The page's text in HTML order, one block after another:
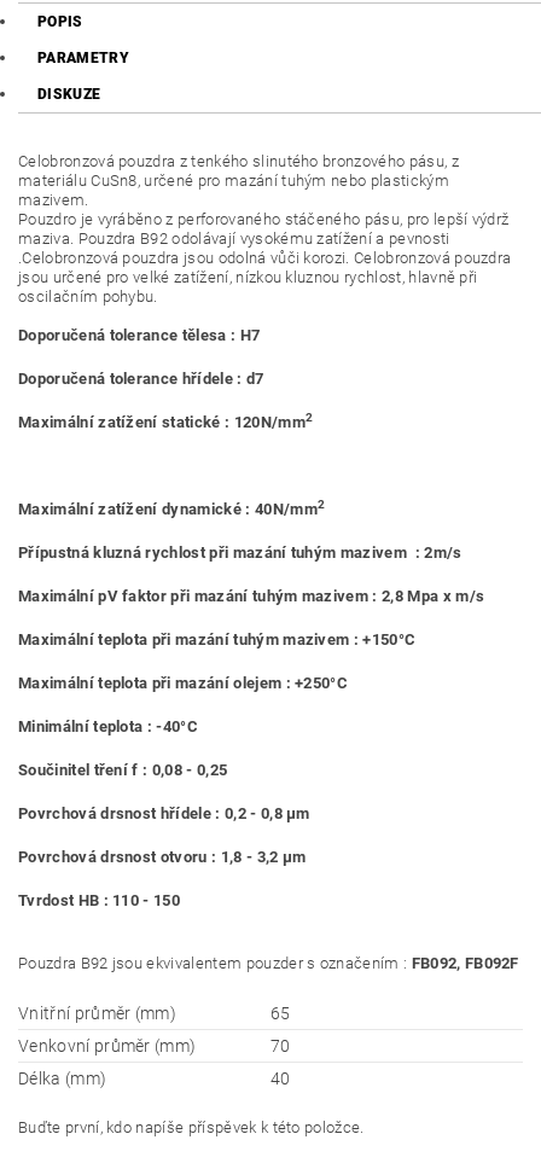
POPIS
PARAMETRY
DISKUZE
Celobronzová pouzdra z tenkého slinutého bronzového pásu, z
materiálu CuSn8, určené pro mazání tuhým nebo plastickým
mazivem.
Pouzdro je vyráběno z perforovaného stáčeného pásu, pro lepší výdrž
maziva. Pouzdra B92 odolávají vysokému zatížení a pevnosti
.Celobronzová pouzdra jsou odolná vůči korozi. Celobronzová pouzdra
jsou určené pro velké zatížení, nízkou kluznou rychlost, hlavně při
oscilačním pohybu.
Doporučená tolerance tělesa : H7
Doporučená tolerance hřídele : d7
Maximální zatížení statické : 120N/mm2
Maximální zatížení dynamické : 40N/mm2
Přípustná kluzná rychlost při mazání tuhým mazivem : 2m/s
Maximální pV faktor při mazání tuhým mazivem : 2,8 Mpa x m/s
Maximální teplota při mazání tuhým mazivem : +150°C
Maximální teplota při mazání olejem : +250°C
Minimální teplota : -40°C
Součinitel tření f : 0,08 - 0,25
Povrchová drsnost hřídele : 0,2 - 0,8 μm
Povrchová drsnost otvoru : 1,8 - 3,2 μm
Tvrdost HB : 110 - 150
Pouzdra B92 jsou ekvivalentem pouzder s označením : FB092, FB092F
Vnitřní průměr (mm)
65
Venkovní průměr (mm)
70
Délka (mm)
40
Buďte první, kdo napíše příspěvek k této položce.